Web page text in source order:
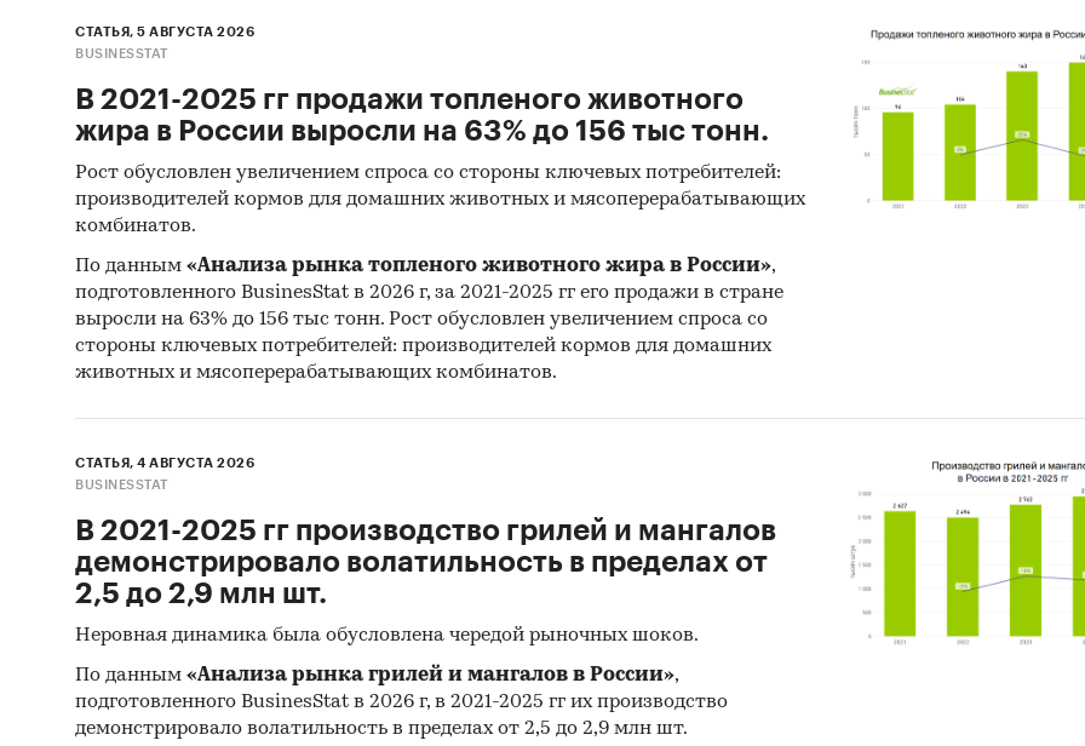
- Рейтинг ведущих российских экспортеров и зарубежных
Единицы измерения:
Количественные показатели в отчете рассчитаны в
стоимостные - в долларах и рублях
РФ, федеральные округа и регионы РФ, страны мира
Источник исследования — Tebiz Group.
Россия
СТАТЬЯ, 5 АВГУСТА 2026
BUSINESSTAT
В 2021-2025 гг продажи топленого животного
жира в России выросли на 63% до 156 тыс тонн.
Рост обусловлен увеличением спроса со стороны ключевых потребителей:
производителей кормов для домашних животных и мясоперерабатывающих
комбинатов.
По данным «Анализа рынка топленого животного жира в России»,
подготовленного BusinesStat в 2026 г, за 2021-2025 гг его продажи в стране
выросли на 63% до 156 тыс тонн. Рост обусловлен увеличением спроса со
стороны ключевых потребителей: производителей кормов для домашних
животных и мясоперерабатывающих комбинатов.
СТАТЬЯ, 4 АВГУСТА 2026
BUSINESSTAT
В 2021-2025 гг производство грилей и мангалов
демонстрировало волатильность в пределах от
2,5 до 2,9 млн шт.
Неровная динамика была обусловлена чередой рыночных шоков.
По данным «Анализа рынка грилей и мангалов в России»,
подготовленного BusinesStat в 2026 г, в 2021-2025 гг их производство
демонстрировало волатильность в пределах от 2,5 до 2,9 млн шт.